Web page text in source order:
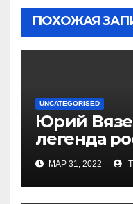
ПОХОЖАЯ
UNCATEGORISED
Юрий
легенда
спорта —
развитие
МАР 31, 2022